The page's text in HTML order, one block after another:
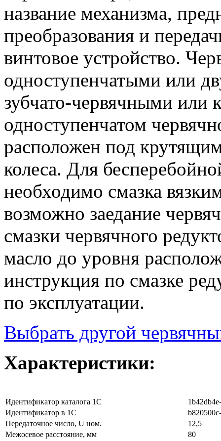
название механизма,
преобразования и
винтовое устройство.
одноступенчатыми или
зубчато-червячными
одноступенчатом
расположен под
колеса. Для
необходимо смазка
возможно заедание
смазки червячного
масло до уровня
инструкция по смазке
по эксплуатации.
Выбрать другой
Характеристики:
Идентификатор каталога 1С
Идентификатор в 1С
Передаточное число, U ном.
12,5
Межосевое расстояние, мм
80